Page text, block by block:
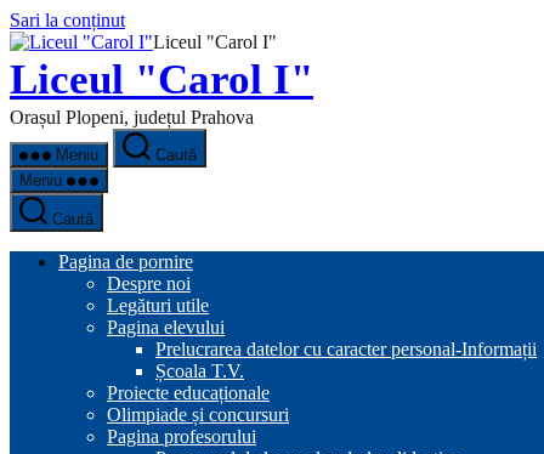
Sari la conținut
Liceul "Carol I"
Liceul "Carol I"
Orașul Plopeni, județul Prahova
Meniu
Caută
Meniu
Caută
Pagina de pornire
Despre noi
Legături utile
Pagina elevului
Prelucrarea datelor cu caracter personal-Informații
Școala T.V.
Proiecte educaționale
Olimpiade și concursuri
Pagina profesorului